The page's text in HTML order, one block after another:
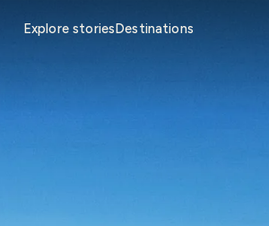
Explore storiesDestinations